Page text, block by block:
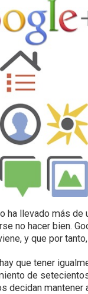
ha llevado más de
no hacer bien.
y que por
que tener
de
decidan